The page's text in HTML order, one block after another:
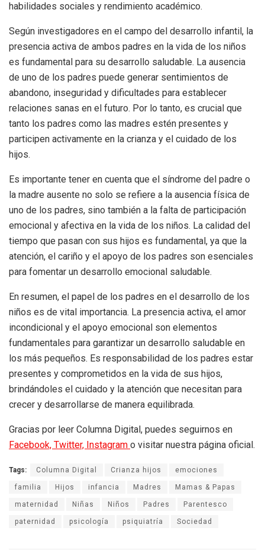
habilidades sociales y rendimiento académico.
Según investigadores en el campo del desarrollo infantil, la
presencia activa de ambos padres en la vida de los niños
es fundamental para su desarrollo saludable. La ausencia
de uno de los padres puede generar sentimientos de
abandono, inseguridad y dificultades para establecer
relaciones sanas en el futuro. Por lo tanto, es crucial que
tanto los padres como las madres estén presentes y
participen activamente en la crianza y el cuidado de los
hijos.
Es importante tener en cuenta que el síndrome del padre o
la madre ausente no solo se refiere a la ausencia física de
uno de los padres, sino también a la falta de participación
emocional y afectiva en la vida de los niños. La calidad del
tiempo que pasan con sus hijos es fundamental, ya que la
atención, el cariño y el apoyo de los padres son esenciales
para fomentar un desarrollo emocional saludable.
En resumen, el papel de los padres en el desarrollo de los
niños es de vital importancia. La presencia activa, el amor
incondicional y el apoyo emocional son elementos
fundamentales para garantizar un desarrollo saludable en
los más pequeños. Es responsabilidad de los padres estar
presentes y comprometidos en la vida de sus hijos,
brindándoles el cuidado y la atención que necesitan para
crecer y desarrollarse de manera equilibrada.
Gracias por leer Columna Digital, puedes seguirnos en
Facebook, Twitter, Instagram o visitar nuestra página oficial.
Tags: Columna Digital Crianza hijos emociones
familia Hijos infancia Madres Mamas & Papas
maternidad Niñas Niños Padres Parentesco
paternidad psicología psiquiatría Sociedad